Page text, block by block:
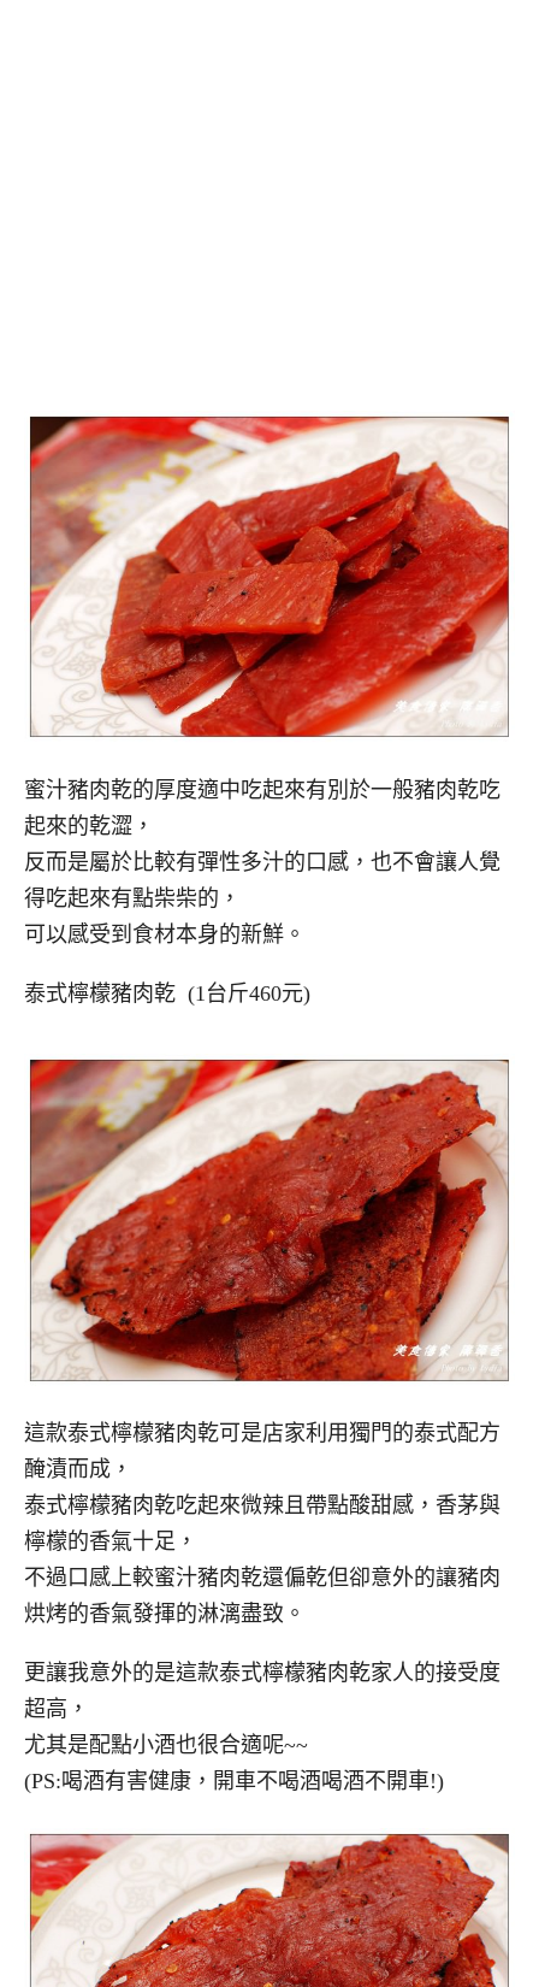
蜜汁豬肉乾的厚度適中吃起來有別於一般豬肉乾吃
起來的乾澀，
反而是屬於比較有彈性多汁的口感，也不會讓人覺
得吃起來有點柴柴的，
可以感受到食材本身的新鮮。
泰式檸檬豬肉乾 (1台斤460元)
這款泰式檸檬豬肉乾可是店家利用獨門的泰式配方
醃漬而成，
泰式檸檬豬肉乾吃起來微辣且帶點酸甜感，香茅與
檸檬的香氣十足，
不過口感上較蜜汁豬肉乾還偏乾但卻意外的讓豬肉
烘烤的香氣發揮的淋漓盡致。
更讓我意外的是這款泰式檸檬豬肉乾家人的接受度
超高，
尤其是配點小酒也很合適呢~~
(PS:喝酒有害健康，開車不喝酒喝酒不開車!)